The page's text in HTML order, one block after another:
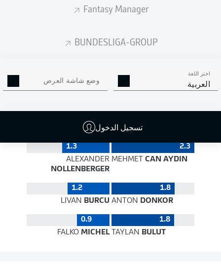
Fantasy Manager
BUNDESLIGA-GROUP
اختر اللغة
العربية وضع شاشة العرض
تسجيل الدخول
492
85 % الدقة 79 %
جودة التمرير
2.3
1.3
MEHMET CAN AYDIN
ALEXANDER
NOLLENBERGER
1.8
1.2
ANTON DONKOR
LIVAN BURCU
1.8
0.9
TAYLAN BULUT
FALKO MICHEL